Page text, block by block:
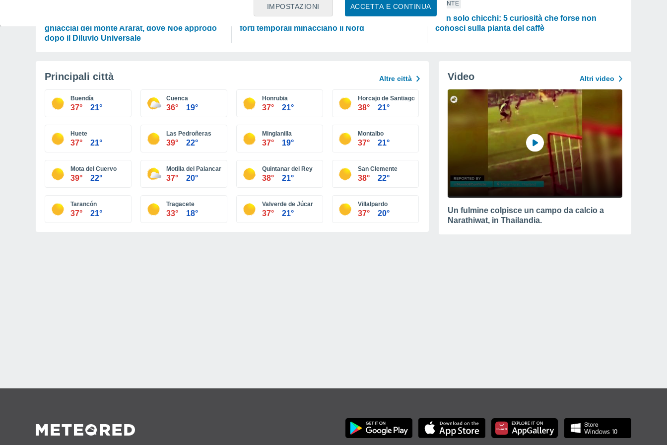
ACCETTA E CONTINUA
IMPOSTAZIONI
ghiacciai del monte Ararat, dove Noè approdò
dopo il Diluvio Universale
PREVISIONI
Caldo intenso sull’Italia, ma venerdì 7 agosto
forti temporali minacciano il Nord
PIANTE
Non solo chicchi: 5 curiosità che forse non
conosci sulla pianta del caffè
Principali città Altre città
Buendía
37° 21°
Cuenca
36° 19°
Honrubia
37° 21°
Horcajo de Santiago
38° 21°
Huete
37° 21°
Las Pedroñeras
39° 22°
Minglanilla
37° 19°
Montalbo
37° 21°
Mota del Cuervo
39° 22°
Motilla del Palancar
37° 20°
Quintanar del Rey
38° 21°
San Clemente
38° 22°
Tarancón
37° 21°
Tragacete
33° 18°
Valverde de Júcar
37° 21°
Villalpardo
37° 20°
Video Altri video
Un fulmine colpisce un campo da calcio a
Narathiwat, in Thailandia.